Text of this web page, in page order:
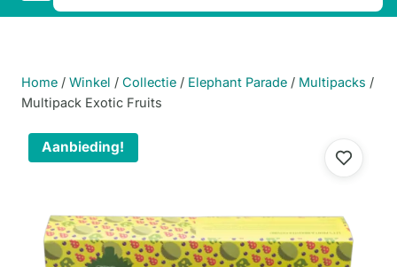
Home / Winkel / Collectie / Elephant Parade / Multipacks /
Multipack Exotic Fruits
Aanbieding!